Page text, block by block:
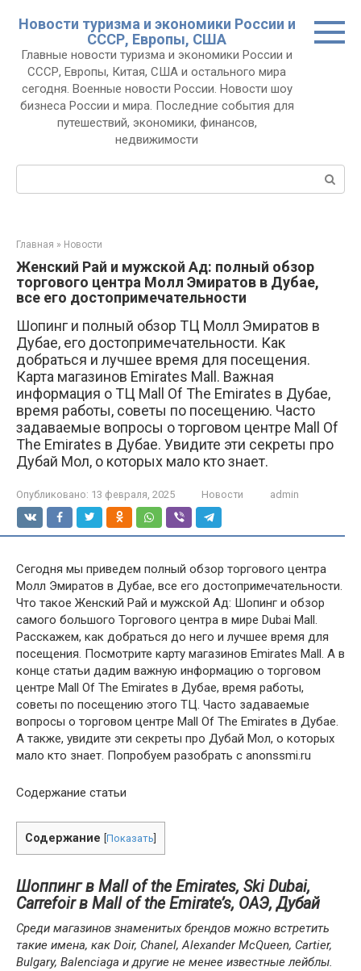
Новости туризма и экономики России и
СССР, Европы, США
Главные новости туризма и экономики России и
СССР, Европы, Китая, США и остального мира
сегодня. Военные новости России. Новости шоу
бизнеса России и мира. Последние события для
путешествий, экономики, финансов,
недвижимости
Поиск:
Главная » Новости
Женский Рай и мужской Ад: полный обзор
торгового центра Молл Эмиратов в Дубае,
все его достопримечательности
Шопинг и полный обзор ТЦ Молл Эмиратов в
Дубае, его достопримечательности. Как
добраться и лучшее время для посещения.
Карта магазинов Emirates Mall. Важная
информация о ТЦ Mall Of The Emirates в Дубае,
время работы, советы по посещению. Часто
задаваемые вопросы о торговом центре Mall Of
The Emirates в Дубае. Увидите эти секреты про
Дубай Мол, о которых мало кто знает.
Опубликовано: 13 февраля, 2025 Новости admin
Сегодня мы приведем полный обзор торгового центра
Молл Эмиратов в Дубае, все его достопримечательности.
Что такое Женский Рай и мужской Ад: Шопинг и обзор
самого большого Торгового центра в мире Dubai Mall.
Расскажем, как добраться до него и лучшее время для
посещения. Посмотрите карту магазинов Emirates Mall. А в
конце статьи дадим важную информацию о торговом
центре Mall Of The Emirates в Дубае, время работы,
советы по посещению этого ТЦ. Часто задаваемые
вопросы о торговом центре Mall Of The Emirates в Дубае.
А также, увидите эти секреты про Дубай Мол, о которых
мало кто знает. Попробуем разобрать с anonssmi.ru
Содержание статьи
Содержание Показать
Шоппинг в Mall of the Emirates, Ski Dubai,
Carrefoir в Mall of the Emirate’s, ОАЭ, Дубай
Среди магазинов знаменитых брендов можно встретить
такие имена, как Doir, Chanel, Alexander McQueen, Cartier,
Bulgary, Balenciaga и другие не менее известные лейблы.